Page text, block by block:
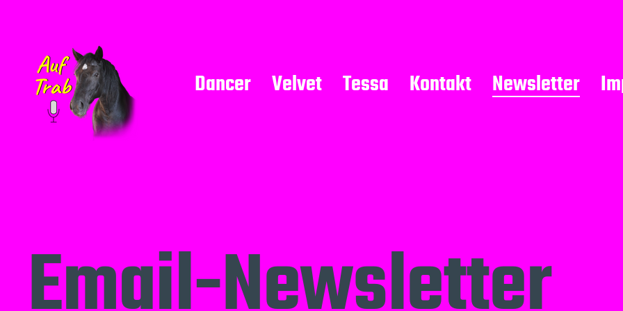
Dancer Velvet Tessa Kontakt Newsletter